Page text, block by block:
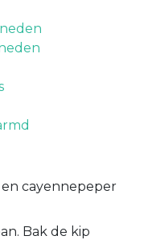
cayennepeper
Bak de kip